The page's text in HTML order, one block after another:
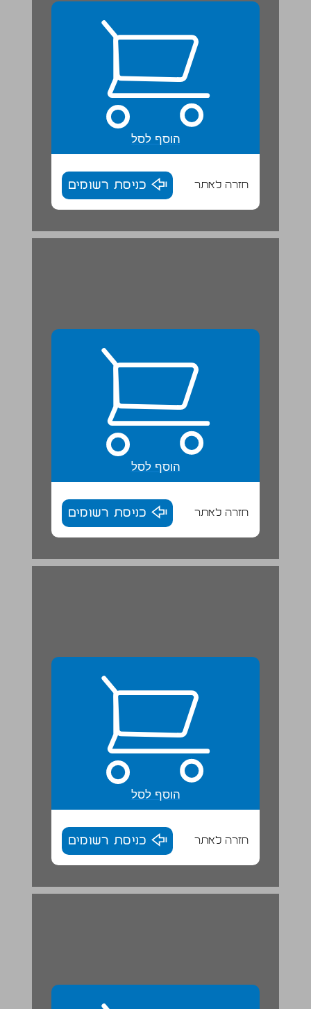
הוסף לסל
חזרה לאתר כניסת רשומים
פעילויות ... 28
הוסף לסל
חזרה לאתר כניסת רשומים
הוסף לסל
חזרה לאתר כניסת רשומים
פרק ג: מערכות לחץ אוויר ורוחות ... 30